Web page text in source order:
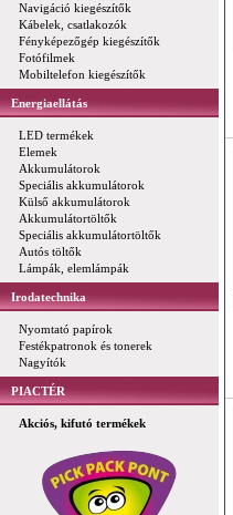
Navigáció kiegészítők
Kábelek, csatlakozók
Fényképezőgép kiegészítők
Fotófilmek
Mobiltelefon kiegészítők
Energiaellátás
LED termékek
Elemek
Akkumulátorok
Speciális akkumulátorok
Külső akkumulátorok
Akkumulátortöltők
Speciális akkumulátortöltők
Autós töltők
Lámpák, elemlámpák
Irodatechnika
Nyomtató papírok
Festékpatronok és tonerek
Nagyítók
PIACTÉR
Akciós, kifutó termékek